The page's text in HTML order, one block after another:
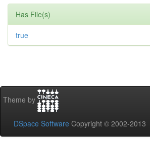
Has File(s)
true
Theme by
DSpace Software Copyright © 2002-2013